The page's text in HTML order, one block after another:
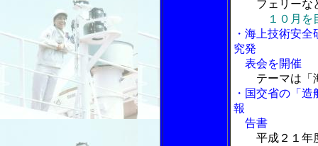
フェリーな
１０月を
・海上技術安
究発
表会を開催
テーマは「
・国交省の「
報
告書
平成２１年